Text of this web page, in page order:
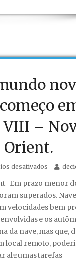
Orient.
VIII –
Orient.
desativados em
–
Em prazo menor
superados.
velocidades bem
e os
da nave, mas que,
local remoto,
algumas tarefas